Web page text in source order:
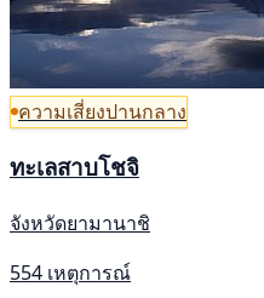
ความเสี่ยงปานกลาง
ทะเลสาบโชจิ
จังหวัดยามานาชิ
554 เหตุการณ์